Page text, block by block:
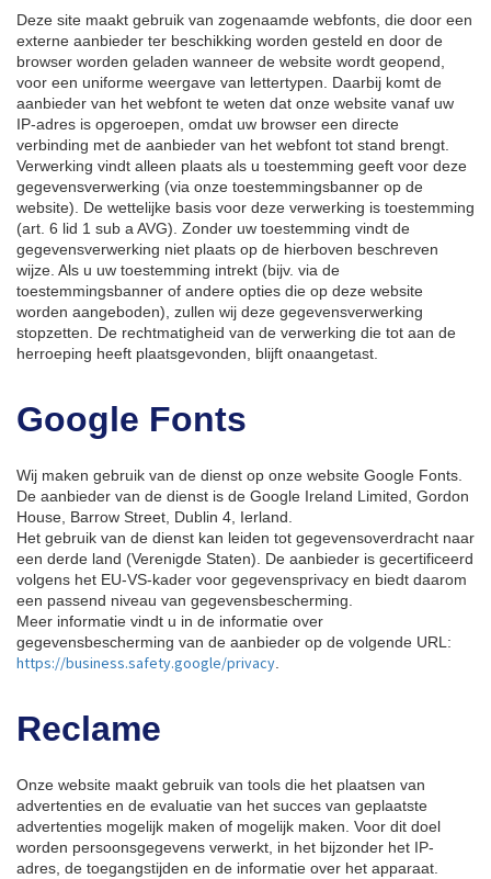
Deze site maakt gebruik van zogenaamde webfonts, die door een
externe aanbieder ter beschikking worden gesteld en door de
browser worden geladen wanneer de website wordt geopend,
voor een uniforme weergave van lettertypen. Daarbij komt de
aanbieder van het webfont te weten dat onze website vanaf uw
IP-adres is opgeroepen, omdat uw browser een directe
verbinding met de aanbieder van het webfont tot stand brengt.
Verwerking vindt alleen plaats als u toestemming geeft voor deze
gegevensverwerking (via onze toestemmingsbanner op de
website). De wettelijke basis voor deze verwerking is toestemming
(art. 6 lid 1 sub a AVG). Zonder uw toestemming vindt de
gegevensverwerking niet plaats op de hierboven beschreven
wijze. Als u uw toestemming intrekt (bijv. via de
toestemmingsbanner of andere opties die op deze website
worden aangeboden), zullen wij deze gegevensverwerking
stopzetten. De rechtmatigheid van de verwerking die tot aan de
herroeping heeft plaatsgevonden, blijft onaangetast.
Google Fonts
Wij maken gebruik van de dienst op onze website Google Fonts.
De aanbieder van de dienst is de Google Ireland Limited, Gordon
House, Barrow Street, Dublin 4, Ierland.
Het gebruik van de dienst kan leiden tot gegevensoverdracht naar
een derde land (Verenigde Staten). De aanbieder is gecertificeerd
volgens het EU-VS-kader voor gegevensprivacy en biedt daarom
een passend niveau van gegevensbescherming.
Meer informatie vindt u in de informatie over
gegevensbescherming van de aanbieder op de volgende URL:
https://business.safety.google/privacy.
Reclame
Onze website maakt gebruik van tools die het plaatsen van
advertenties en de evaluatie van het succes van geplaatste
advertenties mogelijk maken of mogelijk maken. Voor dit doel
worden persoonsgegevens verwerkt, in het bijzonder het IP-
adres, de toegangstijden en de informatie over het apparaat.